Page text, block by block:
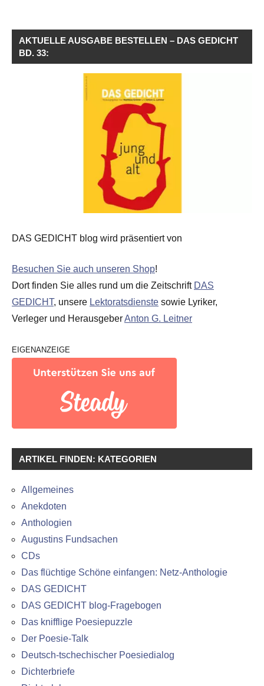
AKTUELLE AUSGABE BESTELLEN – DAS GEDICHT
BD. 33:
DAS GEDICHT blog wird präsentiert von
Besuchen Sie auch unseren Shop!
Dort finden Sie alles rund um die Zeitschrift DAS
GEDICHT, unsere Lektoratsdienste sowie Lyriker,
Verleger und HerausgeberAnton G. Leitner
EIGENANZEIGE
ARTIKEL FINDEN: KATEGORIEN
Allgemeines
Anekdoten
Anthologien
Augustins Fundsachen
CDs
Das flüchtige Schöne einfangen: Netz-Anthologie
DAS GEDICHT
DAS GEDICHT blog-Fragebogen
Das knifflige Poesiepuzzle
Der Poesie-Talk
Deutsch-tschechischer Poesiedialog
Dichterbriefe